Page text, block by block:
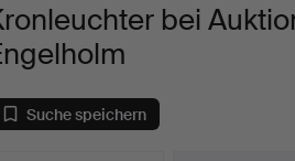
bei
Suche speichern